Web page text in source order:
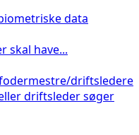
data
skal have...
driftsledere
driftsleder søger